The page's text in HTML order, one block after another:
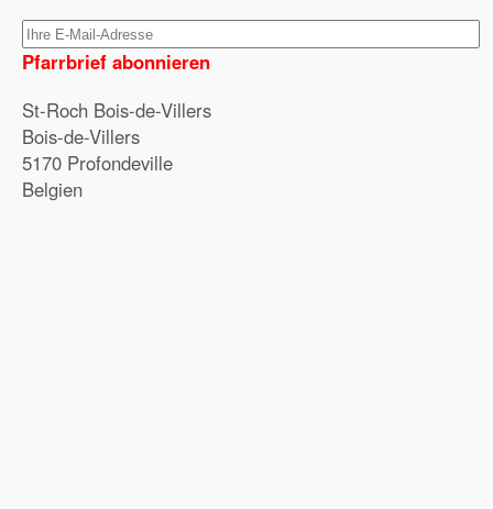
Pfarrbrief abonnieren
St-Roch Bois-de-Villers
Bois-de-Villers
5170 Profondeville
Belgien